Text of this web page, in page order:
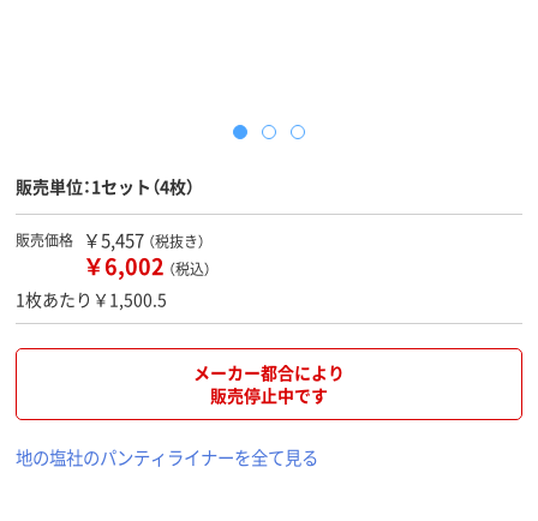
販売単位：1セット（4枚）
販売価格 ￥5,457 （税抜き）
￥6,002 （税込）
1枚あたり￥1,500.5
メーカー都合により
販売停止中です
地の塩社のパンティライナーを全て見る